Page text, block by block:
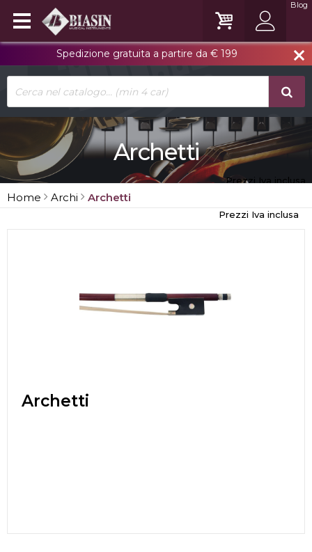
close
Spedizione gratuita a partire da € 199
Blog
Archetti
Prezzi Iva inclusa
Home Archi Archetti
Prezzi Iva inclusa
Archetti